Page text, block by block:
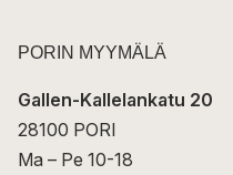
PORIN MYYMÄLÄ
Gallen-Kallelankatu 20
28100 PORI
Ma – Pe 10-18